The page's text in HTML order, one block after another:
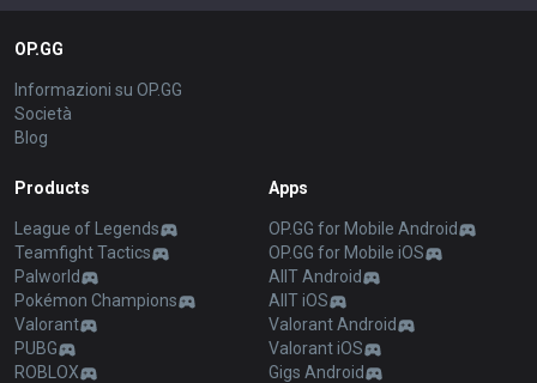
OP.GG
Informazioni su OP.GG
Società
Blog
Products
League of Legends
Teamfight Tactics
Palworld
Pokémon Champions
Valorant
PUBG
ROBLOX
Apps
OP.GG for Mobile Android
OP.GG for Mobile iOS
AllT Android
AllT iOS
Valorant Android
Valorant iOS
Gigs Android